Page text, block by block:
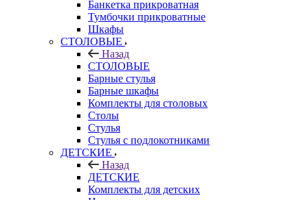
Банкетка прикроватная
Тумбочки прикроватные
Шкафы
СТОЛОВЫЕ
Назад
СТОЛОВЫЕ
Барные стулья
Барные шкафы
Комплекты для столовых
Столы
Стулья
Стулья с подлокотниками
ДЕТСКИЕ
Назад
ДЕТСКИЕ
Комплекты для детских